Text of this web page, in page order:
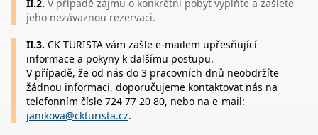
II.2. V případě zájmu o konkrétní pobyt vyplňte a zašlete
jeho nezávaznou rezervaci.
II.3. CK TURISTA vám zašle e-mailem upřesňující
informace a pokyny k dalšímu postupu.
V případě, že od nás do 3 pracovních dnů neobdržíte
žádnou informaci, doporučujeme kontaktovat nás na
telefonním čísle 724 77 20 80, nebo na e-mail:
janikova@ckturista.cz.